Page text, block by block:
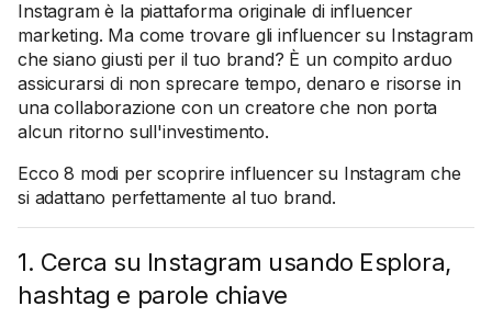
Instagram è la piattaforma originale di influencer
marketing. Ma come trovare gli influencer su Instagram
che siano giusti per il tuo brand? È un compito arduo
assicurarsi di non sprecare tempo, denaro e risorse in
una collaborazione con un creatore che non porta
alcun ritorno sull'investimento.
Ecco 8 modi per scoprire influencer su Instagram che
si adattano perfettamente al tuo brand.
1. Cerca su Instagram usando Esplora,
hashtag e parole chiave